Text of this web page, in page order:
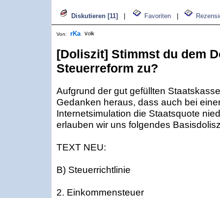
Diskutieren [11] Favoriten
Von: rKa
[Doliszit] Stimmst du dem
Steuerreform zu?
Aufgrund der gut gefüllten
Gedanken heraus, dass auch bei
Internetsimulation die Staatsquote
erlauben wir uns folgendes
TEXT NEU:
B) Steuerrichtlinie
2. Einkommensteuer